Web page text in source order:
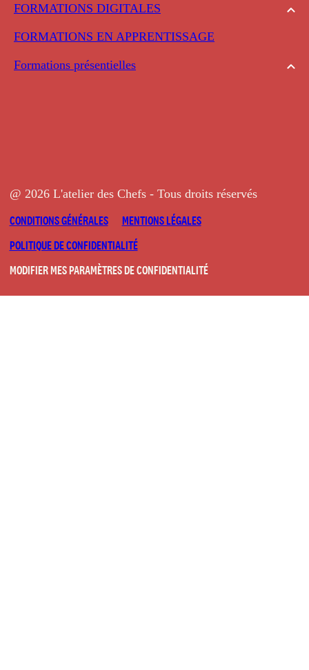
FORMATIONS DIGITALES
FORMATIONS EN APPRENTISSAGE
Formations présentielles
@ 2026 L'atelier des Chefs - Tous droits réservés
CONDITIONS GÉNÉRALES
MENTIONS LÉGALES
POLITIQUE DE CONFIDENTIALITÉ
MODIFIER MES PARAMÈTRES DE CONFIDENTIALITÉ